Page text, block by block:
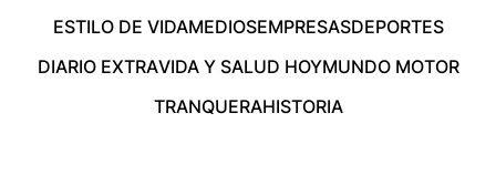
ESTILO DE VIDAMEDIOSEMPRESASDEPORTES
DIARIO EXTRAVIDA Y SALUD HOYMUNDO MOTOR
TRANQUERAHISTORIA